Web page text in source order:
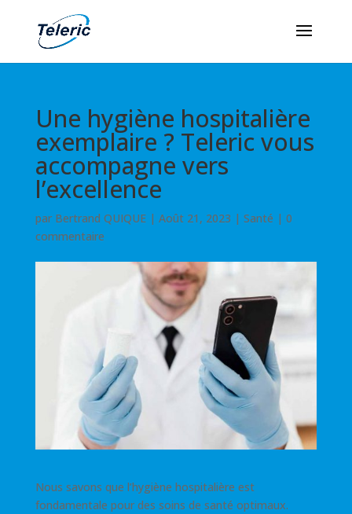
Une hygiène hospitalière
exemplaire ? Teleric vous
accompagne vers
l’excellence
par Bertrand QUIQUE| Août 21, 2023 | Santé | 0
commentaire
Nous savons que l’hygiène hospitalière est
fondamentale pour des soins de santé optimaux.